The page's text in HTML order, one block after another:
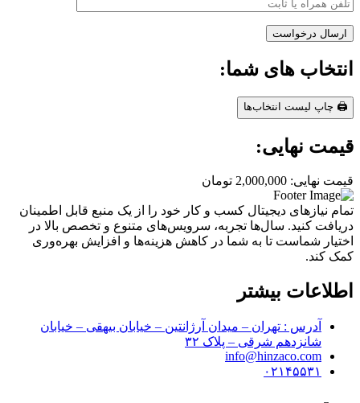
انتخاب های شما:
🖨️ چاپ لیست انتخاب‌ها
قیمت نهایی:
قیمت نهایی: 2,000,000 تومان
تمام نیازهای دیجیتال کسب و کار خود را از یک منبع قابل اطمینان
دریافت کنید. سال‌ها تجربه، سرویس‌های متنوع و تخصص بالا در
اختیار شماست تا به شما در کاهش هزینه‌ها و افزایش بهره‌وری
کمک کند.
اطلاعات بیشتر
آدرس : تهران – میدان آرژانتین – خیابان بیهقی – خیابان
شانزدهم شرقی – پلاک ۳۲
info@hinzaco.com
۰۲۱۴۵۵۳۱